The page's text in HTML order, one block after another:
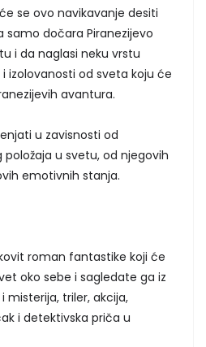
se ovo navikavanje desiti
samo dočara Piranezijevo
i da naglasi neku vrstu
izolovanosti od sveta koju će
avantura.
u zavisnosti od
u svetu, od njegovih
emotivnih stanja.
roman fantastike koji će
oko sebe i sagledate ga iz
misterija, triler, akcija,
i detektivska priča u